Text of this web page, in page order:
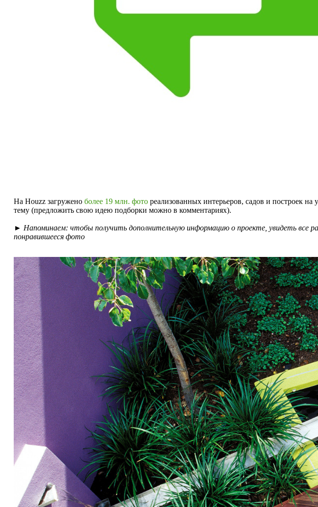
На Houzz загружено более 19 млн. фото реализованных интерьеров, садов и построек
тему (предложить свою идею подборки можно в комментариях).
► Напоминаем: чтобы получить дополнительную информацию о проекте, увидеть все
понравившееся фото